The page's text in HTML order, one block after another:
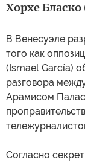
Хорхе Бласко
В Венесуэле
того как
(Ismael García)
разговора
Арамисом
Согласно